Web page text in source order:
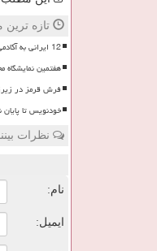
تازه
12 ایرانی به آکادمی اسکار دعوت شدند
هفتمین نمایشگاه
فرش قرمز در
خودنویس تا
نظرات
نام:
ایمیل: